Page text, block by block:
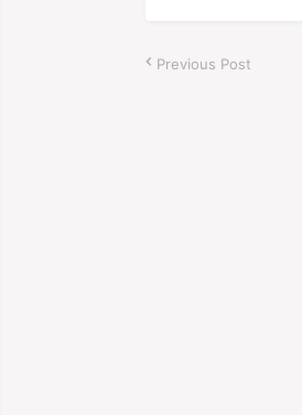
Previous Post